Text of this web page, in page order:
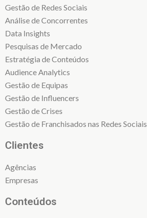
Gestão de Redes Sociais
Análise de Concorrentes
Data Insights
Pesquisas de Mercado
Estratégia de Conteúdos
Audience Analytics
Gestão de Equipas
Gestão de Influencers
Gestão de Crises
Gestão de Franchisados nas Redes Sociais
Clientes
Agências
Empresas
Conteúdos